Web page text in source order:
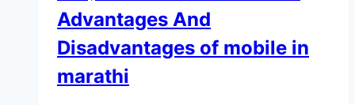
Calendar
PDF
Download
Advantages And
Disadvantages of mobile in
marathi